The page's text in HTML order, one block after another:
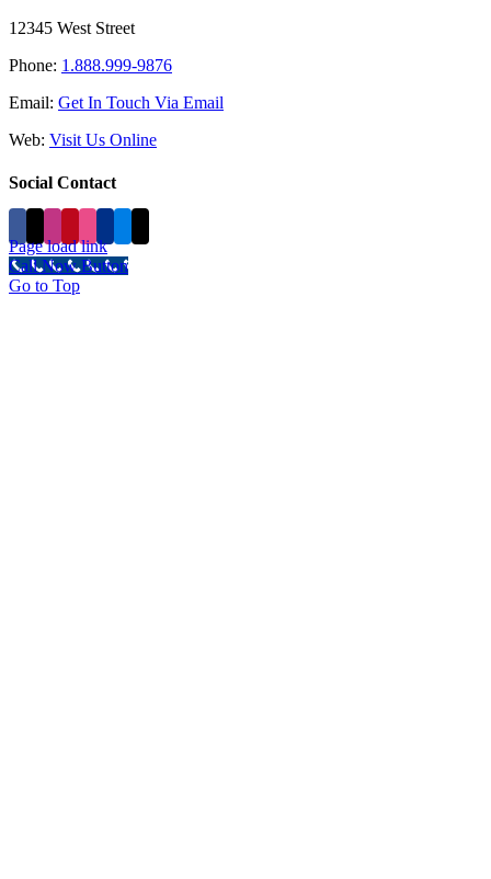
12345 West Street
Phone: 1.888.999-9876
Email: Get In Touch Via Email
Web: Visit Us Online
Social Contact
Page load link
Call Now Button
Go to Top